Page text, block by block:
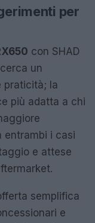
per
con SHAD
un
praticità; la
più adatta a chi
entrambi i casi
e attese
semplifica
e